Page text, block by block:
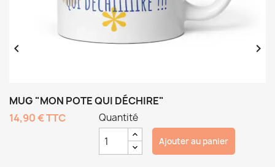
 
MUG "MON POTE QUI DÉCHIRE"
14,90 €TTC Quantité
Ajouter au panier